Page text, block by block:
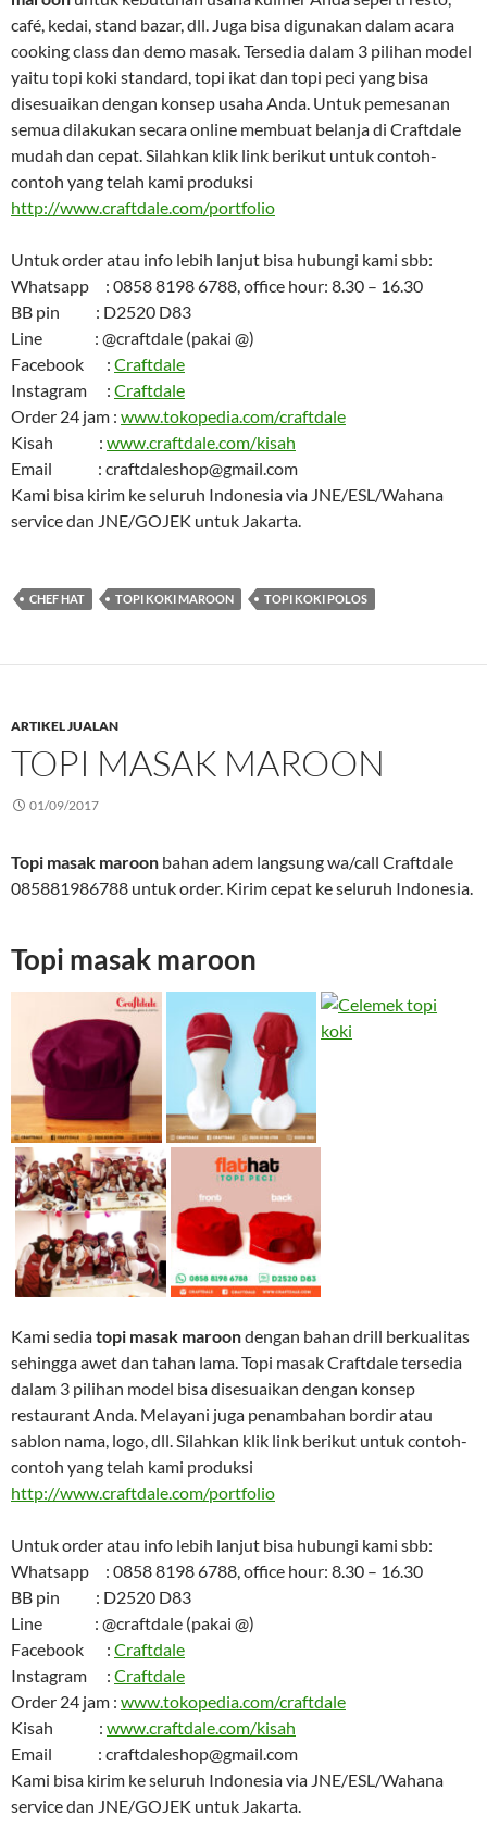
café, kedai, stand bazar, dll. Juga bisa digunakan dalam acara
cooking class dan demo masak. Tersedia dalam 3 pilihan model
yaitu topi koki standard, topi ikat dan topi peci yang bisa
disesuaikan dengan konsep usaha Anda. Untuk pemesanan
semua dilakukan secara online membuat belanja di Craftdale
mudah dan cepat. Silahkan klik link berikut untuk contoh-
contoh yang telah kami produksi
http://www.craftdale.com/portfolio
Untuk order atau info lebih lanjut bisa hubungi kami sbb:
Whatsapp : 0858 8198 6788, office hour: 8.30 – 16.30
BB pin : D2520 D83
Line : @craftdale (pakai @)
Facebook : Craftdale
Instagram : Craftdale
Order 24 jam : www.tokopedia.com/craftdale
Kisah : www.craftdale.com/kisah
Email : craftdaleshop@gmail.com
Kami bisa kirim ke seluruh Indonesia via JNE/ESL/Wahana
service dan JNE/GOJEK untuk Jakarta.
CHEF HAT TOPI KOKI MAROON TOPI KOKI POLOS
ARTIKEL JUALAN
TOPI MASAK MAROON
01/09/2017
Topi masak maroon bahan adem langsung wa/call Craftdale
085881986788 untuk order. Kirim cepat ke seluruh Indonesia.
Topi masak maroon
Kami sediatopi masak maroondengan bahan drill berkualitas
sehingga awet dan tahan lama. Topi masak Craftdale tersedia
dalam 3 pilihan model bisa disesuaikan dengan konsep
restaurant Anda. Melayani juga penambahan bordir atau
sablon nama, logo, dll. Silahkan klik link berikut untuk contoh-
contoh yang telah kami produksi
http://www.craftdale.com/portfolio
Untuk order atau info lebih lanjut bisa hubungi kami sbb:
Whatsapp : 0858 8198 6788, office hour: 8.30 – 16.30
BB pin : D2520 D83
Line : @craftdale (pakai @)
Facebook : Craftdale
Instagram : Craftdale
Order 24 jam : www.tokopedia.com/craftdale
Kisah : www.craftdale.com/kisah
Email : craftdaleshop@gmail.com
Kami bisa kirim ke seluruh Indonesia via JNE/ESL/Wahana
service dan JNE/GOJEK untuk Jakarta.